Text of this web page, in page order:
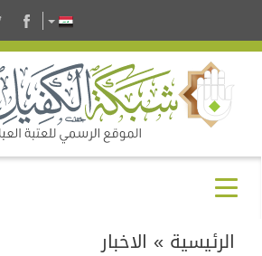
الرئيسية » الاخبار